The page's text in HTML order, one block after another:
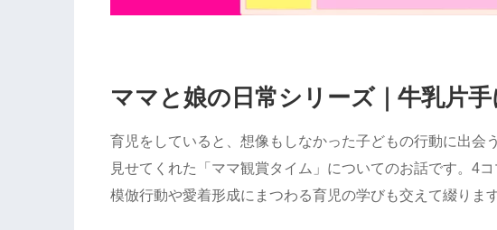
ママと娘の日常シリーズ｜牛乳片
育児をしていると、想像もしなかった子どもの行動に出会
見せてくれた「ママ観賞タイム」についてのお話です。4
模倣行動や愛着形成にまつわる育児の学びも交えて綴ります